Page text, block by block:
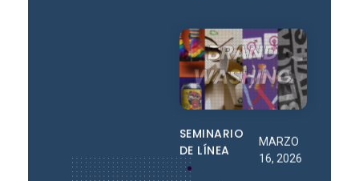
MARZO
16, 2026
SEMINARIO
DE LÍNEA